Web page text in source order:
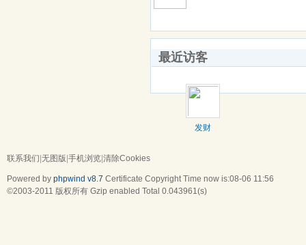
最近访客
发财
联系我们 无图版 手机浏览 清除Cookies
Powered by phpwind v8.7 Certificate Copyright Time now is:08-06 11:56
©2003-2011 版权所有 Gzip enabled Total 0.043961(s)